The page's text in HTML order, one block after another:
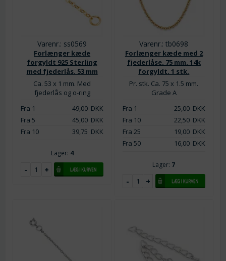
Varenr.: ss0569
Forlænger kæde
forgyldt 925 Sterling
med fjederlås. 53 mm
Ca. 53 x 1 mm. Med
fjederlås og o-ring
Fra 1
49,00DKK
Fra 5
45,00DKK
Fra 10
39,75 DKK
Lager: 4
Varenr.: tb0698
Forlænger kæde med 2
fjederlåse. 75 mm. 14k
forgyldt. 1 stk.
Pr. stk. Ca. 75 x 1.5 mm.
Grade A
Fra 1
25,00DKK
Fra 10
22,50DKK
Fra 25
19,00DKK
Fra 50
16,00DKK
Lager: 7